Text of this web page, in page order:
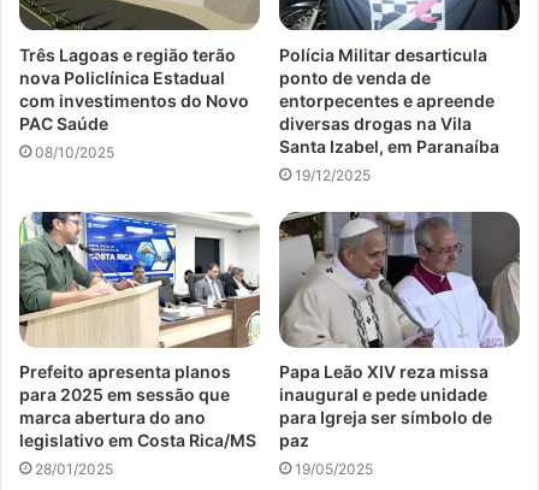
Três Lagoas e região terão
nova Policlínica Estadual
com investimentos do Novo
PAC Saúde
08/10/2025
Polícia Militar desarticula
ponto de venda de
entorpecentes e apreende
diversas drogas na Vila
Santa Izabel, em Paranaíba
19/12/2025
Prefeito apresenta planos
para 2025 em sessão que
marca abertura do ano
legislativo em Costa Rica/MS
28/01/2025
Papa Leão XIV reza missa
inaugural e pede unidade
para Igreja ser símbolo de
paz
19/05/2025